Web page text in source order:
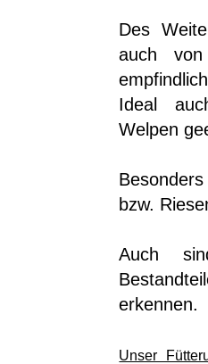
Des
auch
Ideal
Welpen
bzw.
Auch
erkennen.
Unser